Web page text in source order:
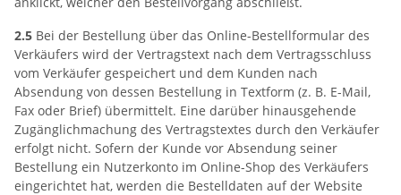
2.5 Bei der Bestellung über das Online-Bestellformular des
Verkäufers wird der Vertragstext nach dem Vertragsschluss
vom Verkäufer gespeichert und dem Kunden nach
Absendung von dessen Bestellung in Textform (z. B. E-Mail,
Fax oder Brief) übermittelt. Eine darüber hinausgehende
Zugänglichmachung des Vertragstextes durch den Verkäufer
erfolgt nicht. Sofern der Kunde vor Absendung seiner
Bestellung ein Nutzerkonto im Online-Shop des Verkäufers
eingerichtet hat, werden die Bestelldaten auf der Website